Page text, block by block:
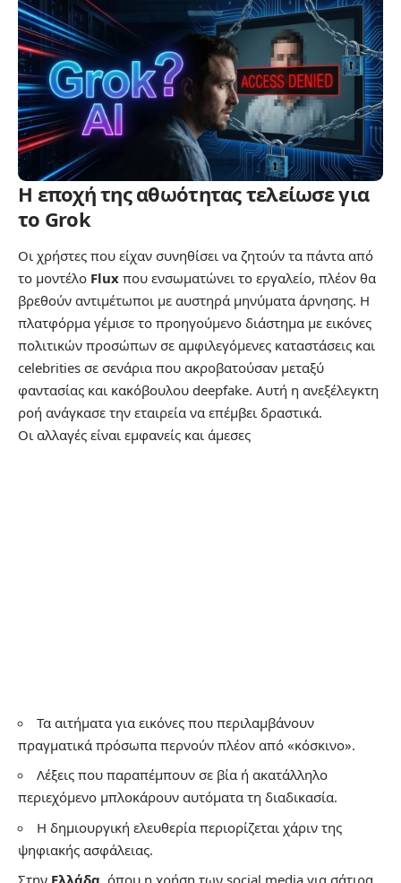
Η εποχή της αθωότητας τελείωσε για
το Grok
Οι χρήστες που είχαν συνηθίσει να ζητούν τα πάντα από
το μοντέλο Flux που ενσωματώνει το εργαλείο, πλέον θα
βρεθούν αντιμέτωποι με αυστηρά μηνύματα άρνησης. Η
πλατφόρμα γέμισε το προηγούμενο διάστημα με εικόνες
πολιτικών προσώπων σε αμφιλεγόμενες καταστάσεις και
celebrities σε σενάρια που ακροβατούσαν μεταξύ
φαντασίας και κακόβουλου deepfake. Αυτή η ανεξέλεγκτη
ροή ανάγκασε την εταιρεία να επέμβει δραστικά.
Οι αλλαγές είναι εμφανείς και άμεσες
Τα αιτήματα για εικόνες που περιλαμβάνουν
πραγματικά πρόσωπα περνούν πλέον από «κόσκινο».
Λέξεις που παραπέμπουν σε βία ή ακατάλληλο
περιεχόμενο μπλοκάρουν αυτόματα τη διαδικασία.
Η δημιουργική ελευθερία περιορίζεται χάριν της
ψηφιακής ασφάλειας.